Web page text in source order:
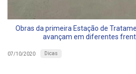
Obras da primeira Estação de
avançam em diferentes
07/10/2020 Dicas